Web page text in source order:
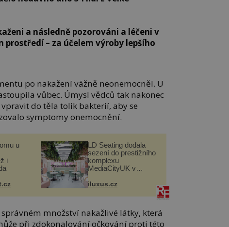
a následně pozorováni a léčeni v
– za účelem výroby lepšího
po nakažení vážně neonemocněl. U
vůbec. Úmysl vědců tak nakonec
do těla tolik bakterií, aby se
symptomy onemocnění.
u
i
LD Seating dodala
sezení do prestižního
komplexu
MediaCityUK v
iluxus.cz
množství nakažlivé látky, která
při zdokonalování očkování proti této